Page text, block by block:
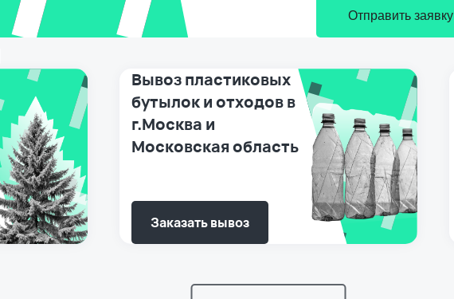
Отправить заявку
Вывоз пластиковых
бутылок и отходов в
г.Москва и
Московская область
Заказать вывоз